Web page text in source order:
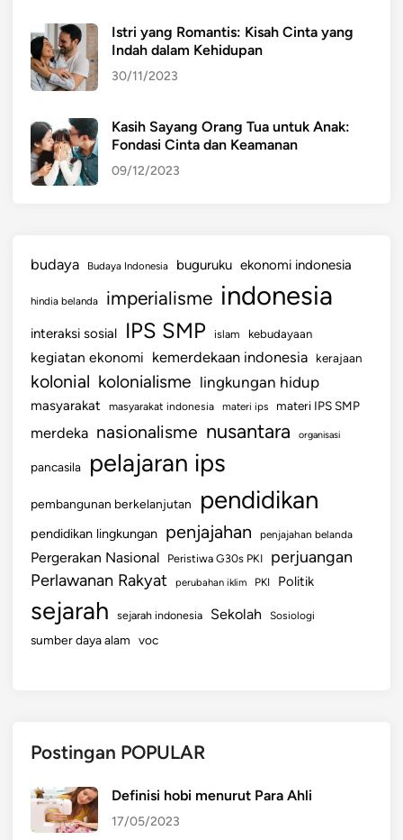
Istri yang Romantis: Kisah Cinta yang
Indah dalam Kehidupan
30/11/2023
Kasih Sayang Orang Tua untuk Anak:
Fondasi Cinta dan Keamanan
09/12/2023
budaya Budaya Indonesia buguruku ekonomi indonesia
hindia belanda imperialisme indonesia
interaksi sosial IPS SMP islam kebudayaan
kegiatan ekonomi kemerdekaan indonesia kerajaan
kolonial kolonialisme lingkungan hidup
masyarakat masyarakat indonesia materi ips materi IPS SMP
merdeka nasionalisme nusantara organisasi
pancasila pelajaran ips
pembangunan berkelanjutan pendidikan
pendidikan lingkungan penjajahan penjajahan belanda
Pergerakan Nasional Peristiwa G30s PKI perjuangan
Perlawanan Rakyat perubahan iklim PKI Politik
sejarah sejarah indonesia Sekolah Sosiologi
sumber daya alam voc
Postingan POPULAR
Definisi hobi menurut Para Ahli
17/05/2023